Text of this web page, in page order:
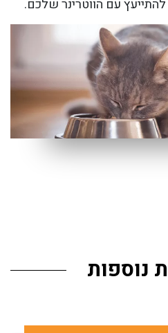
עם הווטרינר שלכם.
נוספות